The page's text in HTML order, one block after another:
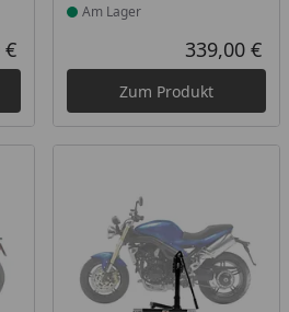
Aktueller Preis
€
Am Lager
339,00 €
Zum Produkt